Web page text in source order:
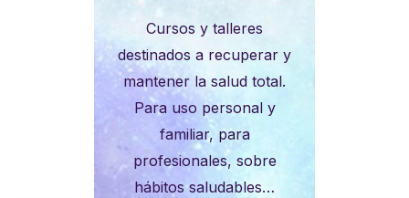
Cursos y talleres
destinados a recuperar y
mantener la salud total.
Para uso personal y
familiar, para
profesionales, sobre
hábitos saludables…